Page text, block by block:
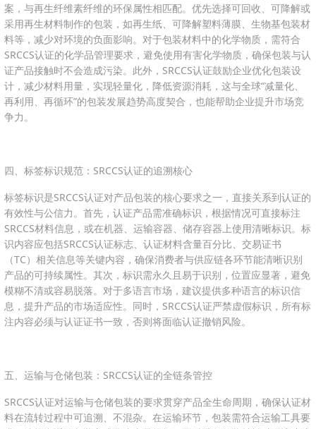
案，与再生纤维素纤维的环保属性相匹配。优先选择可回收、可降解或
采用再生材料制作的包装，如再生纸、可降解塑料薄膜、生物基包装材
料等，减少对环境的负面影响。对于包装材料中的化学物质，需符合
SRCCS认证的化学品管理要求，避免使用有害化学物质，确保包装与认
证产品接触时不会造成污染。此外，SRCCS认证鼓励企业优化包装设
计，减少材料用量，实现轻量化，降低资源消耗，这与全球“减量化、
再利用、再循环”的包装发展趋势高度契合，也能帮助企业提升市场竞
争力。
四、标签标识规范：SRCCS认证的追溯核心
标签标识是SRCCS认证对产品包装的核心要求之一，直接关系到认证的
有效性与公信力。首先，认证产品需准确标识，根据情况可直接标注
SRCCS材料信息，或在机器、运输容器、储存容器上使用清晰标识。标
识内容应包括SRCCS认证标志、认证材料含量百分比、交易证书
（TC）相关信息等关键内容，确保消费者与供应链各环节能清晰识别
产品的可持续属性。其次，标识需永久且易于识别，位置应显著，避免
模糊不清或容易脱落。对于多语言市场，建议提供多种语言的标识信
息，提升产品的市场适应性。同时，SRCCS认证严禁虚假标识，所有标
注内容必须与认证证书一致，否则将面临认证撤销风险。
五、运输与仓储包装：SRCCS认证的全链条管控
SRCCS认证对运输与仓储包装的要求贯穿产品全生命周期，确保认证材
料在流转过程中可追溯、不混杂。在运输环节，包装需符合运输工具要